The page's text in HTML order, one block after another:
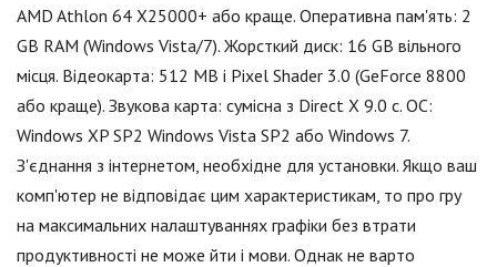
AMD Athlon 64 X25000+ або краще. Оперативна пам'ять: 2
GB RAM (Windows Vista/7). Жорсткий диск: 16 GB вільного
місця. Відеокарта: 512 MB і Pixel Shader 3.0 (GeForce 8800
або краще). Звукова карта: сумісна з Direct X 9.0 c. ОС:
Windows XP SP2 Windows Vista SP2 або Windows 7.
З'єднання з інтернетом, необхідне для установки. Якщо ваш
комп'ютер не відповідає цим характеристикам, то про гру
на максимальних налаштуваннях графіки без втрати
продуктивності не може йти і мови. Однак не варто